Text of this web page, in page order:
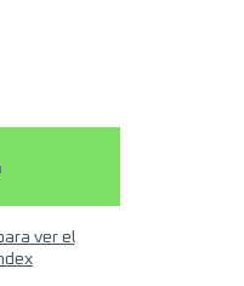
ver el